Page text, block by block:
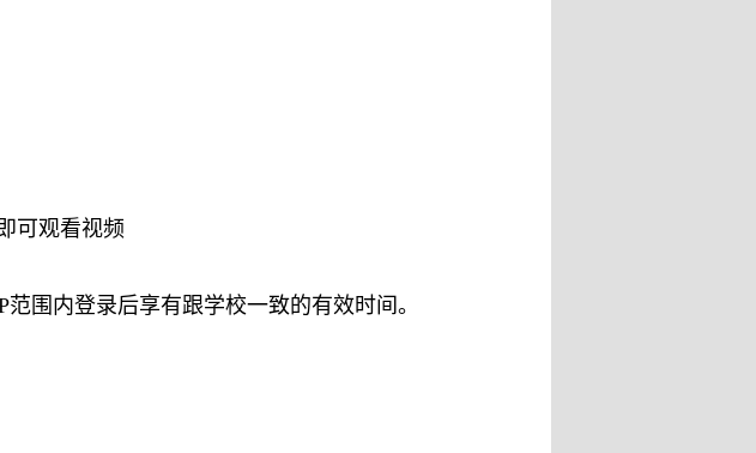
可观看视频
围内登录后享有跟学校一致的有效时间。